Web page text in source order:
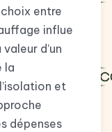
entre
influe
d’un
la
et
dépenses